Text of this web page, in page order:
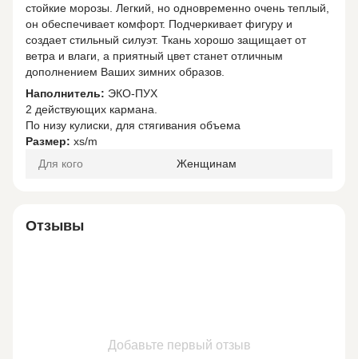
стойкие морозы. Легкий, но одновременно очень теплый,
он обеспечивает комфорт. Подчеркивает фигуру и
создает стильный силуэт. Ткань хорошо защищает от
ветра и влаги, а приятный цвет станет отличным
дополнением Ваших зимних образов.
Наполнитель: ЭКО-ПУХ
2 действующих кармана.
По низу кулиски, для стягивания объема
Размер: xs/m
Для кого
Женщинам
Отзывы
Добавьте первый отзыв